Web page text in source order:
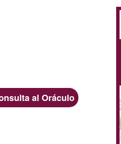
al Oráculo